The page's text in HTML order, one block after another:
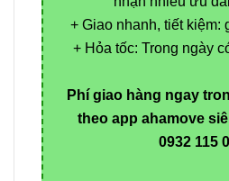
+ Giao nhanh, tiết kiệm:
+ Hỏa tốc: Trong ngày
Phí giao hàng ngay
theo app ahamove
0932 115